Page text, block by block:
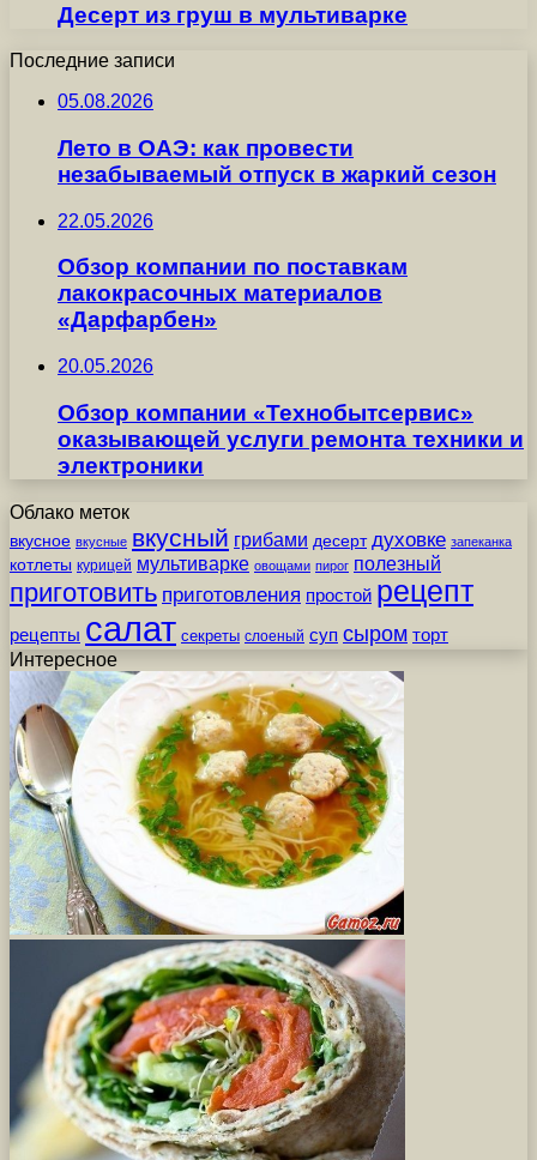
Десерт из груш в мультиварке
Последние записи
05.08.2026
Лето в ОАЭ: как провести
незабываемый отпуск в жаркий сезон
22.05.2026
Обзор компании по поставкам
лакокрасочных материалов
«Дарфарбен»
20.05.2026
Обзор компании «Технобытсервис»
оказывающей услуги ремонта техники и
электроники
Облако меток
вкусное вкусные вкусный грибами десерт духовке запеканка
котлеты курицей мультиварке овощами пирог полезный
приготовить приготовления простой рецепт
рецепты салат секреты слоеный суп сыром торт
Интересное